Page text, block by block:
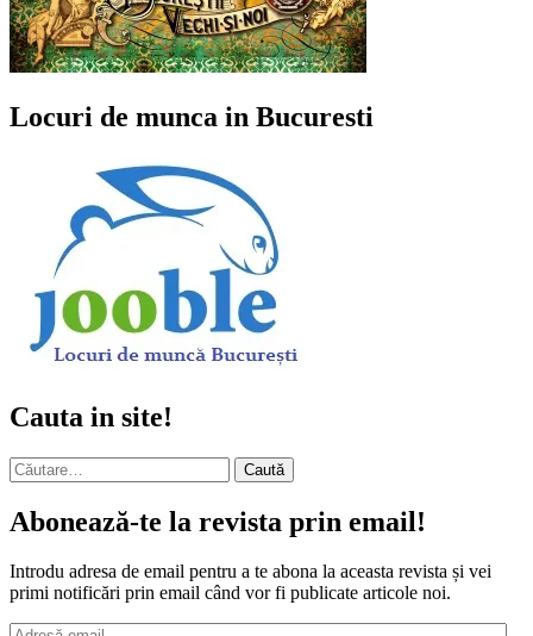
Locuri de munca in Bucuresti
Cauta in site!
Caută
după:
Abonează-te la revista prin email!
Introdu adresa de email pentru a te abona la aceasta revista și vei
primi notificări prin email când vor fi publicate articole noi.